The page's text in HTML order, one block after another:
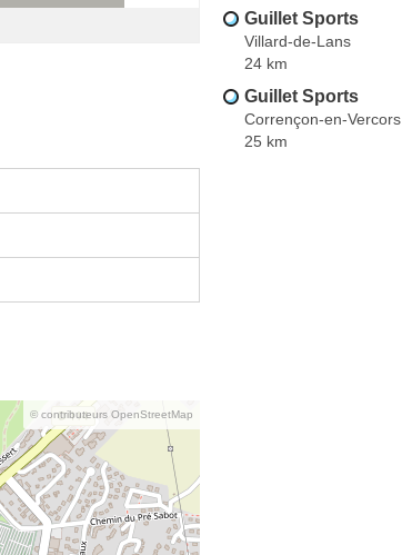
© contributeurs OpenStreetMap
Guillet Sports
Villard-de-Lans
24 km
Guillet Sports
Corrençon-en-Vercors
25 km